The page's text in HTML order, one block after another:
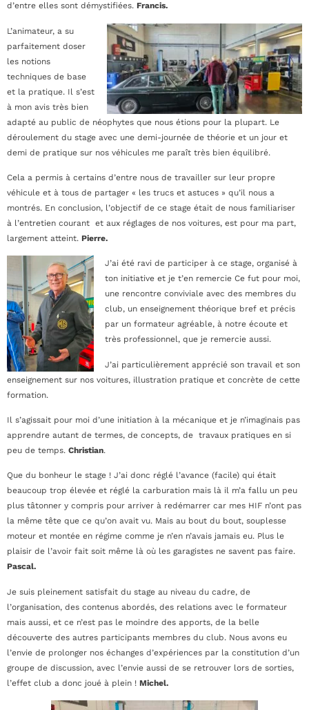
d’entre elles sont démystifiées. Francis.
L’animateur, a su
parfaitement doser
les notions
techniques de base
et la pratique. Il s’est
à mon avis très bien
adapté au public de néophytes que nous étions pour la plupart. Le
déroulement du stage avec une demi-journée de théorie et un jour et
demi de pratique sur nos véhicules me paraît très bien équilibré.
Cela a permis à certains d’entre nous de travailler sur leur propre
véhicule et à tous de partager « les trucs et astuces » qu’il nous a
montrés. En conclusion, l’objectif de ce stage était de nous familiariser
à l’entretien courant et aux réglages de nos voitures, est pour ma part,
largement atteint. Pierre.
J’ai été ravi de participer à ce stage, organisé à
ton initiative et je t’en remercie Ce fut pour moi,
une rencontre conviviale avec des membres du
club, un enseignement théorique bref et précis
par un formateur agréable, à notre écoute et
très professionnel, que je remercie aussi.
J’ai particulièrement apprécié son travail et son
enseignement sur nos voitures, illustration pratique et concrète de cette
formation.
Il s’agissait pour moi d’une initiation à la mécanique et je n’imaginais pas
apprendre autant de termes, de concepts, de travaux pratiques en si
peu de temps. Christian.
Que du bonheur le stage ! J’ai donc réglé l’avance (facile) qui était
beaucoup trop élevée et réglé la carburation mais là il m’a fallu un peu
plus tâtonner y compris pour arriver à redémarrer car mes HIF n’ont pas
la même tête que ce qu’on avait vu. Mais au bout du bout, souplesse
moteur et montée en régime comme je n’en n’avais jamais eu. Plus le
plaisir de l’avoir fait soit même là où les garagistes ne savent pas faire.
Pascal.
Je suis pleinement satisfait du stage au niveau du cadre, de
l’organisation, des contenus abordés, des relations avec le formateur
mais aussi, et ce n’est pas le moindre des apports, de la belle
découverte des autres participants membres du club. Nous avons eu
l’envie de prolonger nos échanges d’expériences par la constitution d’un
groupe de discussion, avec l’envie aussi de se retrouver lors de sorties,
l’effet club a donc joué à plein ! Michel.